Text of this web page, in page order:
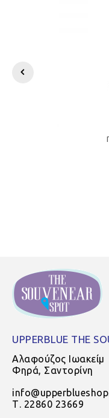
UPPERBLUE THE
Αλαφούζος Ιωακείμ
Φηρά, Σαντορίνη
Τ. 22860 23669